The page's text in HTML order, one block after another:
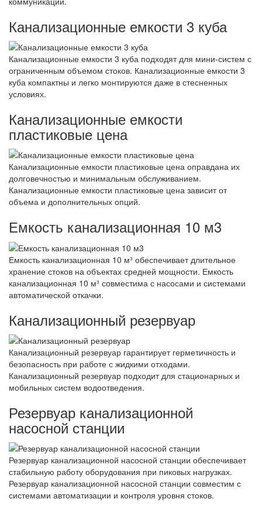
Канализационные емкости 3 куба
Канализационные емкости 3 куба подходят для мини-систем с
ограниченным объемом стоков. Канализационные емкости 3
куба компактны и легко монтируются даже в стесненных
условиях.
Канализационные емкости
пластиковые цена
Канализационные емкости пластиковые цена оправдана их
долговечностью и минимальным обслуживанием.
Канализационные емкости пластиковые цена зависит от
объема и дополнительных опций.
Емкость канализационная 10 м3
Емкость канализационная 10 м³ обеспечивает длительное
хранение стоков на объектах средней мощности. Емкость
канализационная 10 м³ совместима с насосами и системами
автоматической откачки.
Канализационный резервуар
Канализационный резервуар гарантирует герметичность и
безопасность при работе с жидкими отходами.
Канализационный резервуар подходит для стационарных и
мобильных систем водоотведения.
Резервуар канализационной
насосной станции
Резервуар канализационной насосной станции обеспечивает
стабильную работу оборудования при пиковых нагрузках.
Резервуар канализационной насосной станции совместим с
системами автоматизации и контроля уровня стоков.